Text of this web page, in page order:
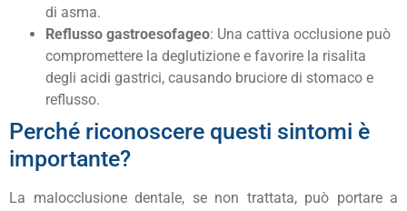
di asma.
Reflusso gastroesofageo: Una cattiva occlusione può
compromettere la deglutizione e favorire la risalita
degli acidi gastrici, causando bruciore di stomaco e
reflusso.
Perché riconoscere questi sintomi è
importante?
La malocclusione dentale, se non trattata, può portare a